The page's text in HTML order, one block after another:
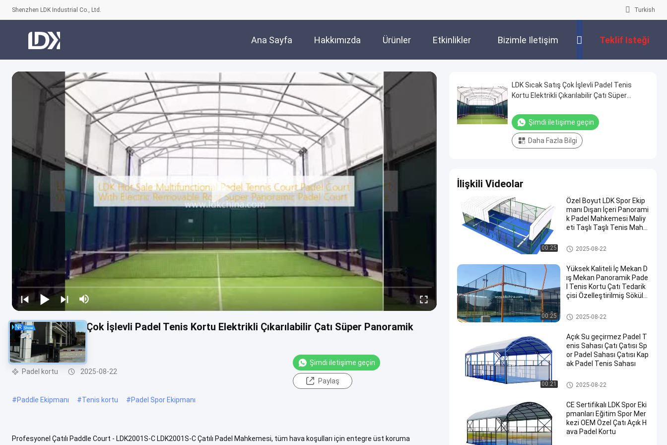
Shenzhen LDK Industrial Co., Ltd. Turkish
Ana Sayfa Hakkımızda Ürünler Etkinlikler Bizimle Iletişim
Kur
Teklif Isteği
LDK Sıcak Satış Çok İşlevli Padel Tenis Kortu Elektrikli Çıkarılabilir Çatı Süper Panoramik
Padel Kortu
Padel kortu 2025-08-22
Şimdi iletişime geçin
Paylaş
#Paddle Ekipmanı #Tenis kortu #Padel Spor Ekipmanı
Profesyonel Çatılı Paddle Court - LDK2001S-C LDK2001S-C Çatılı Padel Mahkemesi, tüm hava koşulları için entegre üst koruma
LDK Sıcak Satış Çok İşlevli Padel Tenis
Kortu Elektrikli Çıkarılabilir Çatı Süper
Şimdi iletişime geçin
Daha Fazla Bilgi
İlişkili Videolar
00:25
Özel Boyut LDK Spor Ekip
manı Dışarı İçeri Panorami
k Padel Mahkemesi Maliy
eti Taşlı Taşlı Tenis Mahk
Padel kortu
2025-08-22
00:25
Yüksek Kaliteli İç Mekan D
ış Mekan Panoramik Pade
l Tenis Kortu Çatı Tedarik
çisi Özelleştirilmiş Söküle
Padel kortu
2025-08-22
00:21
Açık Su geçirmez Padel T
enis Sahası Çatı Çatısı Sp
or Padel Sahası Çatısı Kap
ak Padel Tenis Sahası
Padel kortu
2025-08-22
CE Sertifikalı LDK Spor Eki
pmanları Eğitim Spor Mer
kezi OEM Özel Çatı Açık H
ava Padel Kortu